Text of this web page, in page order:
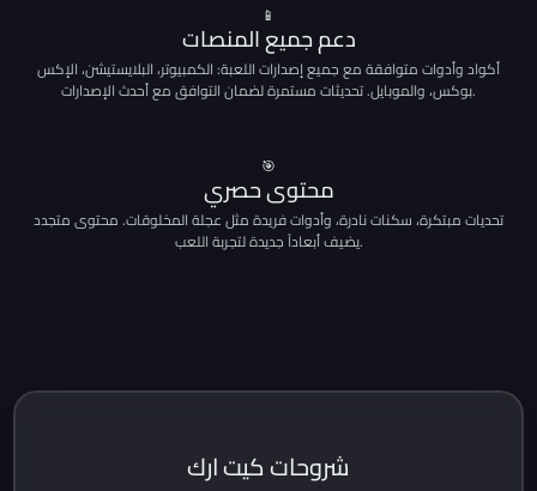
📱
دعم جميع المنصات
أكواد وأدوات متوافقة مع جميع إصدارات اللعبة: الكمبيوتر، البلايستيشن، الإكس
بوكس، والموبايل. تحديثات مستمرة لضمان التوافق مع أحدث الإصدارات.
🎯
محتوى حصري
تحديات مبتكرة، سكنات نادرة، وأدوات فريدة مثل عجلة المخلوقات. محتوى متجدد
يضيف أبعاداً جديدة لتجربة اللعب.
شروحات كيت ارك